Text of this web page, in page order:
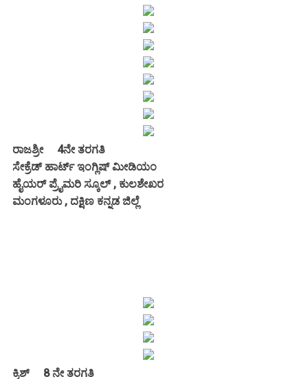
ರಾಜಶ್ರೀ 4ನೇ ತರಗತಿ
ಸೇಕ್ರೆಡ್ ಹಾರ್ಟ್ ಇಂಗ್ಲಿಷ್ ಮೀಡಿಯಂ
ಹೈಯರ್ ಪ್ರೈಮರಿ ಸ್ಕೂಲ್ , ಕುಲಶೇಖರ
ಮಂಗಳೂರು , ದಕ್ಷಿಣ ಕನ್ನಡ ಜಿಲ್ಲೆ
ಕ್ರಿಶ್ 8 ನೇ ತರಗತಿ